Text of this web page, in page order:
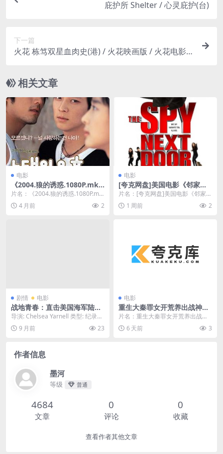
庇护所 Shelter / 心灵庇护(台)
下一篇
火花 栋笃双星血肉史(港) / 火花映画版 / 火花电影版
相关文章
电影
《2004.狼的诱惑.1080P.mk
v》
片名：《2004.狼的诱惑.1080P.mk
v》 分类：电影 年份：2004 详...
4 月前 2
电影
[夸克网盘]美国电影《邻家特
工》（2010）喜剧 / 动作 / 家
庭 豆瓣6.4
片名：[夸克网盘]美国电影《邻家特
工》（2010）喜剧 / 动作 / 家庭 豆
瓣...1 周前 2
剧情 电影
战地青春：直击美国海军陆战
队 (The Marine Life) – 2025
– 纪录片/战争 – 1080P高清中
字 – 夸克网盘/百度网盘免费
导演: Chelsea Yarnell 类型: 纪录片
又名: 美国海军陆战队纪...
9 月前 23
电影
重生大秦罪女开荒养出战神第
二季
片名：重生大秦罪女开荒养出战神
第二季 分类：电影 详情介绍 重生
大秦罪女开荒养出...
6 天前 3
作者信息
墨河
等级 普通
4684
文章
0
评论
0
收藏
查看作者其他文章